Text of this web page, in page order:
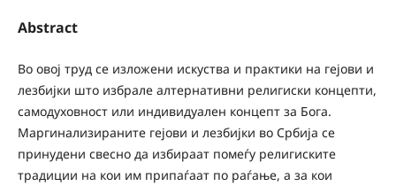
Abstract
Во овој труд се изложени искуства и практики на гејови и
лезбијки што избрале алтернативни религиски концепти,
самодуховност или индивидуален концепт за Бога.
Маргинализираните гејови и лезбијки во Србија се
принудени свесно да избираат помеѓу религиските
традиции на кои им припаѓаат по раѓање, а за кои